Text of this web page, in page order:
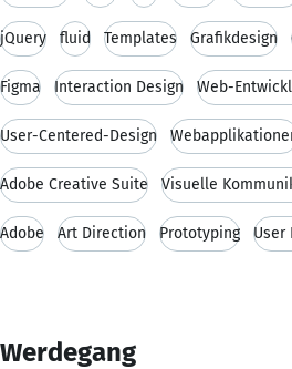
jQuery fluid Templates Grafikdesign
Figma Interaction Design Web-
User-Centered-Design
Adobe Creative Suite Visuelle
Adobe Art Direction Prototyping User
Werdegang